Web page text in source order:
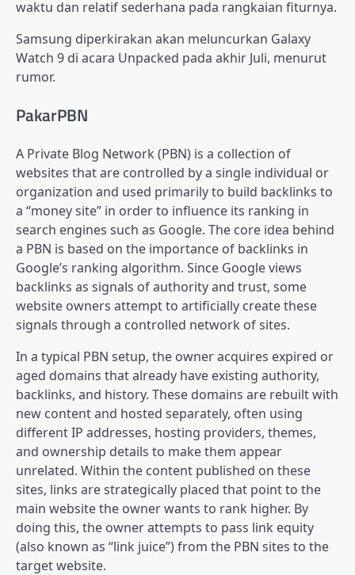
waktu dan relatif sederhana pada rangkaian fiturnya.
Samsung diperkirakan akan meluncurkan Galaxy
Watch 9 di acara Unpacked pada akhir Juli, menurut
rumor.
PakarPBN
A Private Blog Network (PBN) is a collection of
websites that are controlled by a single individual or
organization and used primarily to build backlinks to
a “money site” in order to influence its ranking in
search engines such as Google. The core idea behind
a PBN is based on the importance of backlinks in
Google’s ranking algorithm. Since Google views
backlinks as signals of authority and trust, some
website owners attempt to artificially create these
signals through a controlled network of sites.
In a typical PBN setup, the owner acquires expired or
aged domains that already have existing authority,
backlinks, and history. These domains are rebuilt with
new content and hosted separately, often using
different IP addresses, hosting providers, themes,
and ownership details to make them appear
unrelated. Within the content published on these
sites, links are strategically placed that point to the
main website the owner wants to rank higher. By
doing this, the owner attempts to pass link equity
(also known as “link juice”) from the PBN sites to the
target website.